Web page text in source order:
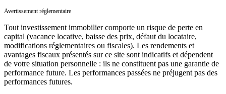
Avertissement réglementaire
Tout investissement immobilier comporte un risque de perte en
capital (vacance locative, baisse des prix, défaut du locataire,
modifications réglementaires ou fiscales). Les rendements et
avantages fiscaux présentés sur ce site sont indicatifs et dépendent
de votre situation personnelle : ils ne constituent pas une garantie de
performance future. Les performances passées ne préjugent pas des
performances futures.